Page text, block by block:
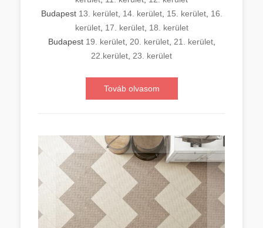
Budapest 13. kerület, 14. kerület, 15. kerület, 16.
kerület, 17. kerület, 18. kerület
Budapest 19. kerület, 20. kerület, 21. kerület,
22.kerület 23. kerület
Továb olvasom